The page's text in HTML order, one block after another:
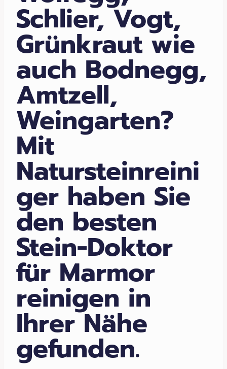
Schlier, Vogt,
Grünkraut wie
auch Bodnegg,
Amtzell,
Weingarten?
Mit
Natursteinreini
ger haben Sie
den besten
Stein-Doktor
für Marmor
reinigen in
Ihrer Nähe
gefunden.